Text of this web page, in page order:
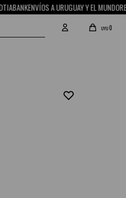
ENVÍOS A URUGUAY Y EL MUNDORETIRO
UYU0